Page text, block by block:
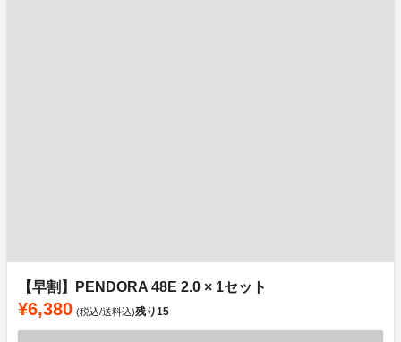
【早割】PENDORA 48E 2.0 × 1セット
¥6,380 (税込/送料込)残り15